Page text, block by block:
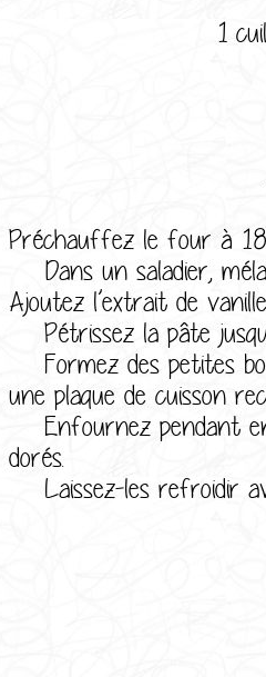
1
Préchauffez le four à
Dans un saladier,
Ajoutez l’extrait de
Pétrissez la pâte
Formez des petites
une plaque de cuisson
Enfournez pendant
dorés.
Laissez-les refroidir